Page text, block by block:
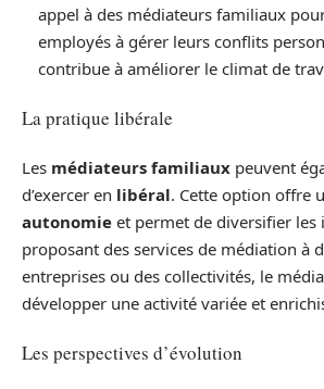
appel à des médiateurs familiaux
employés à gérer leurs conflits
contribue à améliorer le climat de
La pratique libérale
Les médiateurs familiaux peuvent
d’exercer en libéral. Cette option offre
autonomie et permet de diversifier les
proposant des services de médiation à
entreprises ou des collectivités, le
développer une activité variée et
Les perspectives d’évolution